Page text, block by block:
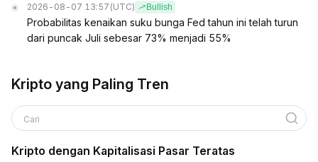
2026-08-07 13:57 (UTC) Bullish
Probabilitas kenaikan suku bunga Fed tahun ini telah turun
dari puncak Juli sebesar 73% menjadi 55%
Kripto yang Paling Tren
Cari
Kripto dengan Kapitalisasi Pasar Teratas